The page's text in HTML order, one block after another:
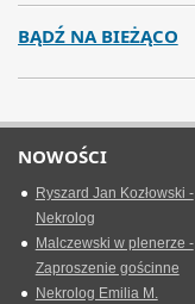
BĄDŹ NA BIEŻĄCO
NOWOŚCI
Ryszard Jan Kozłowski -
Nekrolog
Malczewski w plenerze -
Zaproszenie gościnne
Nekrolog Emilia M.